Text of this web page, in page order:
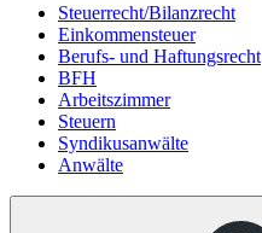
Steuerrecht/Bilanzrecht
Einkommensteuer
Berufs- und Haftungsrecht
BFH
Arbeitszimmer
Steuern
Syndikusanwälte
Anwälte